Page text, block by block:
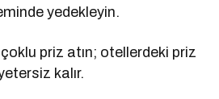
yedekleyin.
priz atın; otellerdeki priz
kalır.